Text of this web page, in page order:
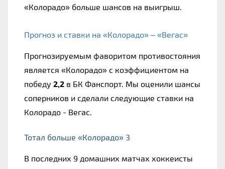
«Колорадо» больше шансов на выигрыш.
Прогноз и ставки на «Колорадо» – «Вегас»
Прогнозируемым фаворитом противостояния
является «Колорадо» с коэффициентом на
победу 2,2 в БК Фанспорт. Мы оценили шансы
соперников и сделали следующие ставки на
Колорадо - Вегас.
Тотал больше «Колорадо» 3
В последних 9 домашних матчах хоккеисты